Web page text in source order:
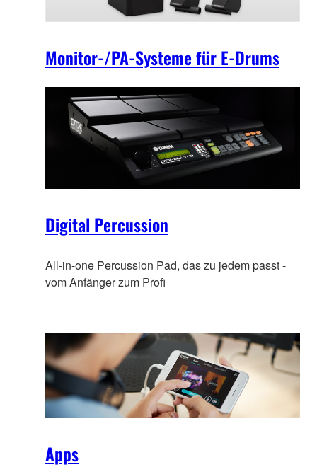
Monitor-/PA-Systeme für E-Drums
Digital Percussion
All-in-one Percussion Pad, das zu jedem passt -
vom Anfänger zum Profi
Apps